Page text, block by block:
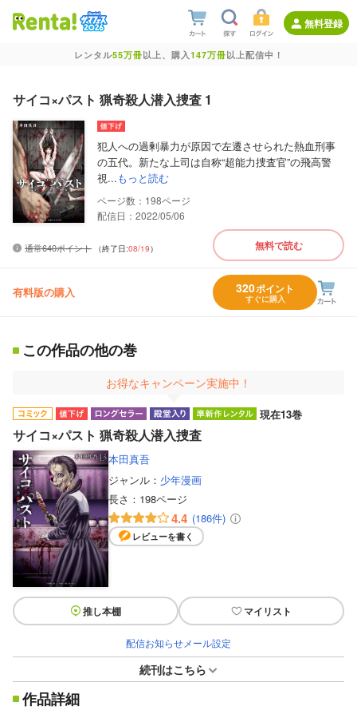
無料登録
レンタル55万冊以上、購入147万冊以上配信中！
サイコ×パスト 猟奇殺人潜入捜査 1
犯人への過剰暴力が原因で左遷させられた熱血刑事
の五代。新たな上司は自称“超能力捜査官”の飛高警
視...もっと読む
198
配信日：2022/05/06
通常640ポイント （終了日:08/19） 無料で読む
有料版の購入 320ポイント
すぐに購入
この作品の他の巻
お得なキャンペーン実施中！
現在13巻
サイコ×パスト 猟奇殺人潜入捜査
本田真吾
ジャンル： 少年漫画
長さ： 198ページ
4.4 (186件)
レビューを書く
推し本棚 マイリスト
配信お知らせメール設定
続刊はこちら
作品詳細